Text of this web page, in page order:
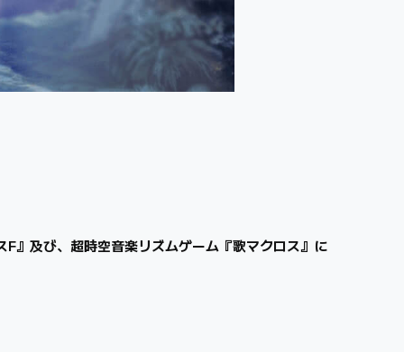
』及び、超時空音楽リズムゲーム『歌マクロス』に